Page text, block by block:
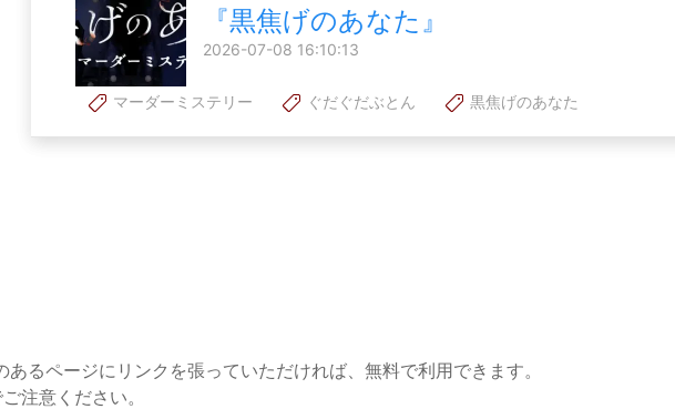
『黒焦げのあなた』
2026-07-08 16:10:13
マーダーミステリー ぐだぐだぶとん 黒焦げのあなた
るページにリンクを張っていただければ、無料で利用できます。
注意ください。